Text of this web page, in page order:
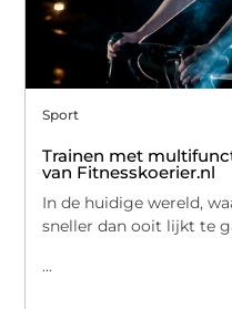
Sport
Trainen met
van Fitnesskoerier.nl
In de huidige wereld,
sneller dan ooit lijkt te
...